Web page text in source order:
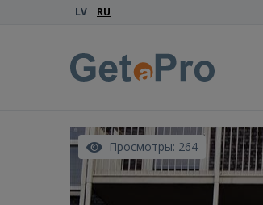
LV RU
Просмотры: 264